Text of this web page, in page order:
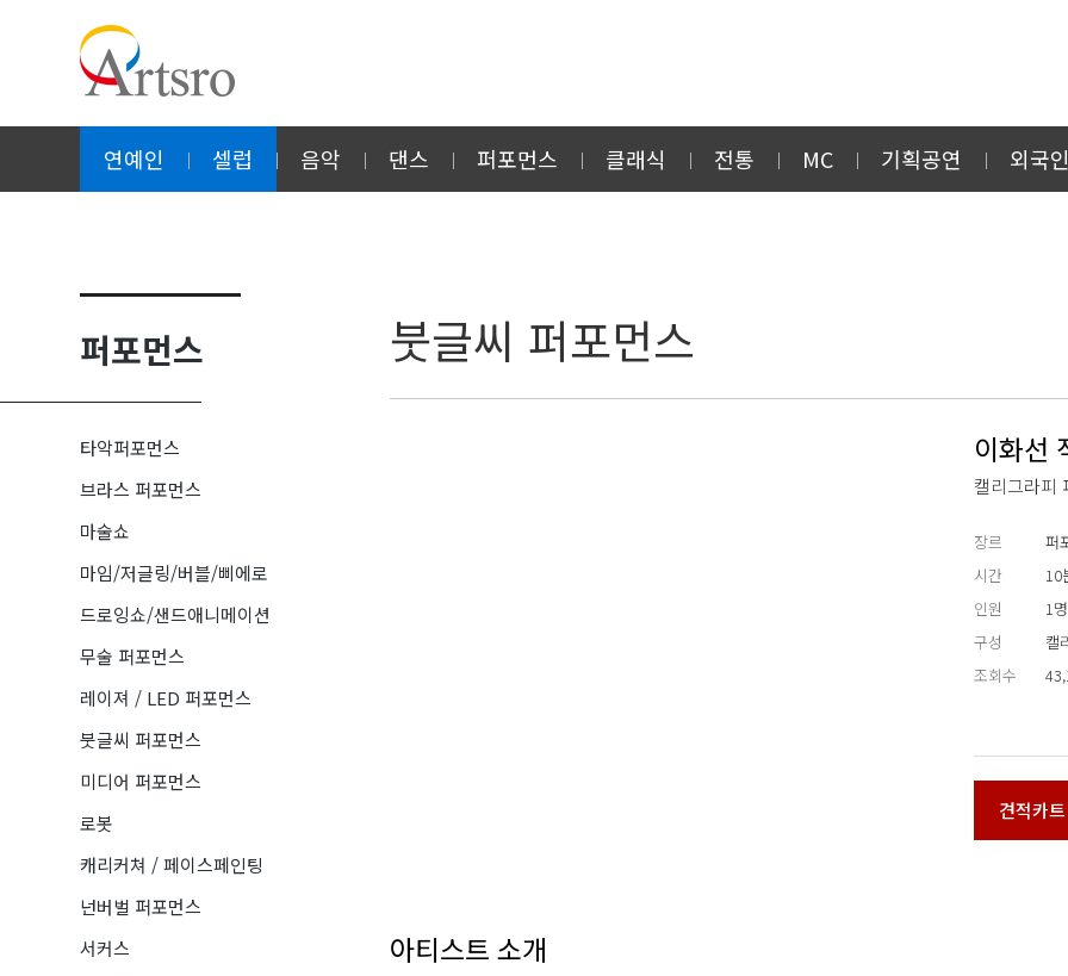
연예인 셀럽 음악 댄스 퍼포먼스 클래식 전통 MC 기획공연 외국인
퍼포먼스
타악퍼포먼스
브라스 퍼포먼스
마술쇼
마임/저글링/버블/삐에로
드로잉쇼/샌드애니메이션
무술 퍼포먼스
레이져 / LED 퍼포먼스
붓글씨 퍼포먼스
미디어 퍼포먼스
로봇
캐리커쳐 / 페이스페인팅
넌버벌 퍼포먼스
서커스
붓글씨 퍼포먼스
이화선
캘리그라피
장르
퍼
시간
10
인원
1명
구성
캘
조회수
견적카트
아티스트 소개